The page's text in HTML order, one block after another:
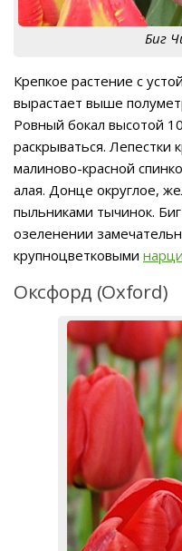
Биг
Крепкое растение с
вырастает выше
Ровный бокал высотой
раскрываться. Лепестки
малиново-красной
алая. Донце округлое,
пыльниками тычинок.
озеленении
крупноцветковыми
Оксфорд (Oxford)